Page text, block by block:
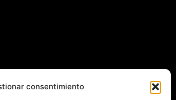
consentimiento